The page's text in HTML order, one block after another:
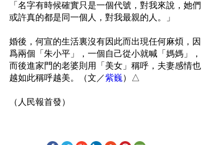
「名字有時候確實只是一個代號，對我來說，她們
或許真的都是同一個人，對我最親的人。」
婚後，何宣的生活裏沒有因此而出現任何麻煩，因
爲兩個「朱小平」，一個自己從小就喊「媽媽」，
而後進家門的老婆則用「美女」稱呼，夫妻感情也
越如此稱呼越美。（文／紫巍）△